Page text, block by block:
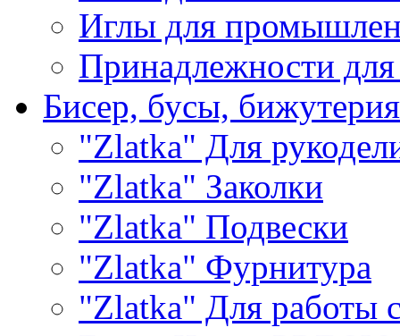
Иглы для
Принадлежности
Бисер, бусы, бижутерия
"Zlatka" Для
"Zlatka" Заколки
"Zlatka" Подвески
"Zlatka" Фурнитура
"Zlatka" Для работы